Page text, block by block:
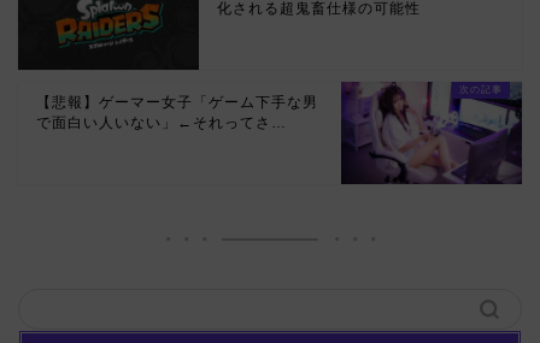
化される超鬼畜仕様の可能性
【悲報】ゲーマー女子「ゲーム下手な男
で面白い人いない」←それってさ…